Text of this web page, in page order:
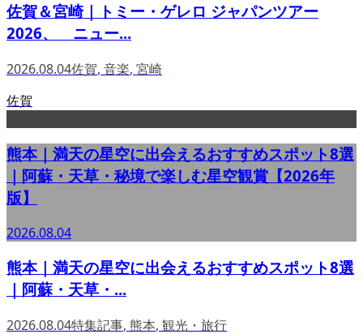
佐賀＆宮崎｜トミー・ゲレロ ジャパンツアー
2026、 ニュー...
2026.08.04佐賀, 音楽, 宮崎
佐賀
熊本｜満天の星空に出会えるおすすめスポット8選
｜阿蘇・天草・秘境で楽しむ星空観賞【2026年
版】
2026.08.04
熊本｜満天の星空に出会えるおすすめスポット8選
｜阿蘇・天草・...
2026.08.04特集記事, 熊本, 観光・旅行